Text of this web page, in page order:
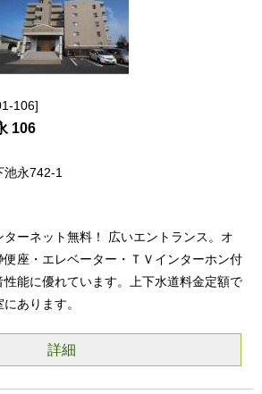
106
106
池永742-1
ーネット無料！ 広いエントランス。オ
座・エレベーター・ＴＶインターホン付
性能に優れています。上下水道料金定額で
あります。
詳細